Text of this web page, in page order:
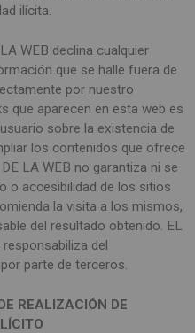
ilícita.
WEB declina cualquier
que se halle fuera de
por nuestro
que aparecen en esta web es
sobre la existencia de
los contenidos que ofrece
LA WEB no garantiza ni se
o accesibilidad de los sitios
la visita a los mismos,
del resultado obtenido. EL
responsabiliza del
parte de terceros.
REALIZACIÓN DE